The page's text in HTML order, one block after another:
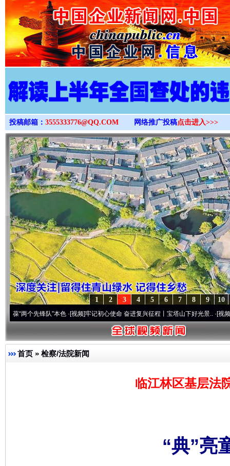
>
投稿邮箱： 3555333776@QQ.COM 网络推广投稿点击进入>>>
10
9
8
7
6
5
4
3
2
1
锋队”本色·[视频]牢记初心使命 奋进复兴征程丨宝塔山下好光景..·[视频]因党而生
首页 » 检察/法院新闻
临江林区基层法
“典”亮